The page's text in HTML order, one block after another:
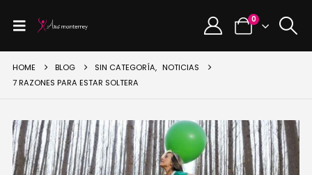
0
HOME BLOG SIN CATEGORÍA, NOTICIAS
7 RAZONES PARA ESTAR SOLTERA